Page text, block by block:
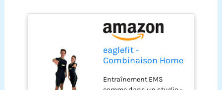
eaglefit -
Combinaison Home
EMS avec 20
Entraînement EMS